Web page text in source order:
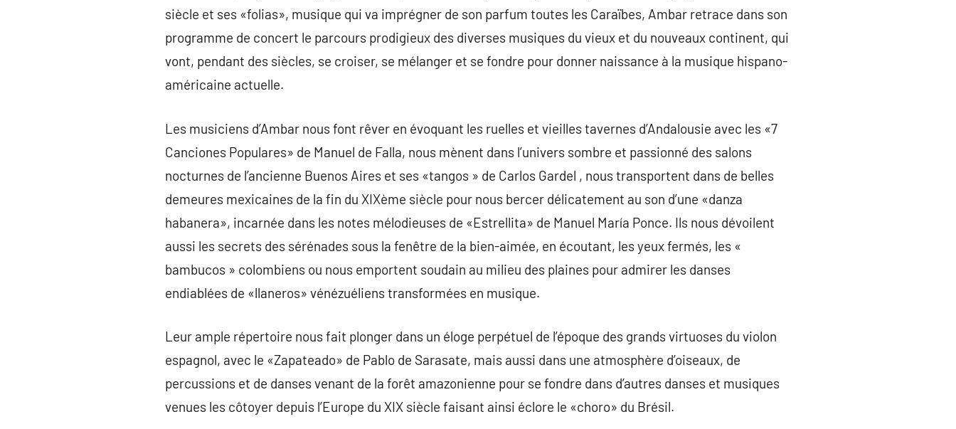
siècle et ses «folias», musique qui va imprégner de son parfum toutes les Caraïbes, Ambar retrace dans son
programme de concert le parcours prodigieux des diverses musiques du vieux et du nouveaux continent, qui
vont, pendant des siècles, se croiser, se mélanger et se fondre pour donner naissance à la musique hispano-
américaine actuelle.
Les musiciens d’Ambar nous font rêver en évoquant les ruelles et vieilles tavernes d’Andalousie avec les «7
Canciones Populares» de Manuel de Falla, nous mènent dans l’univers sombre et passionné des salons
nocturnes de l’ancienne Buenos Aires et ses «tangos » de Carlos Gardel , nous transportent dans de belles
demeures mexicaines de la fin du XIXème siècle pour nous bercer délicatement au son d’une «danza
habanera», incarnée dans les notes mélodieuses de «Estrellita» de Manuel María Ponce. Ils nous dévoilent
aussi les secrets des sérénades sous la fenêtre de la bien-aimée, en écoutant, les yeux fermés, les «
bambucos » colombiens ou nous emportent soudain au milieu des plaines pour admirer les danses
endiablées de «llaneros» vénézuéliens transformées en musique.
Leur ample répertoire nous fait plonger dans un éloge perpétuel de l’époque des grands virtuoses du violon
espagnol, avec le «Zapateado» de Pablo de Sarasate, mais aussi dans une atmosphère d’oiseaux, de
percussions et de danses venant de la forêt amazonienne pour se fondre dans d’autres danses et musiques
venues les côtoyer depuis l’Europe du XIX siècle faisant ainsi éclore le «choro» du Brésil.